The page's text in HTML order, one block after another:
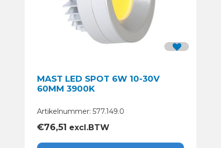
MAST LED SPOT 6W 10-30V
60MM 3900K
Artikelnummer: 577.149.0
€76,51 excl.BTW